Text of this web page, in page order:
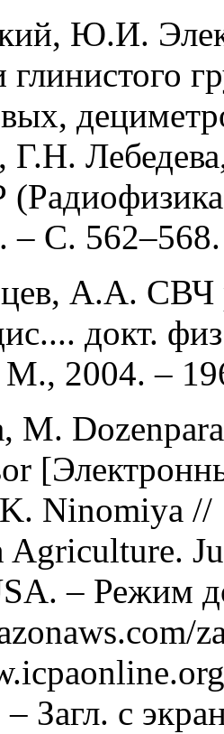
Ю.И.
глинистого
Г.Н.
С. 562–568.
А.А. СВЧ
докт.
М., 2004. –
М.
Ninomiya
Agriculture.
– Режим
Загл. с